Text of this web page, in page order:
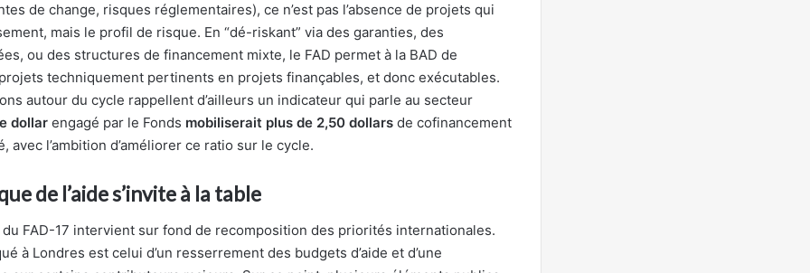
de change, risques réglementaires), ce n’est pas l’absence de projets qui
mais le profil de risque. En “dé-riskant” via des garanties, des
ou des structures de financement mixte, le FAD permet à la BAD de
techniquement pertinents en projets finançables, et donc exécutables.
autour du cycle rappellent d’ailleurs un indicateur qui parle au secteur
dollar engagé par le Fonds mobiliserait plus de 2,50 dollars de cofinancement
avec l’ambition d’améliorer ce ratio sur le cycle.
de l’aide s’invite à la table
FAD-17 intervient sur fond de recomposition des priorités internationales.
à Londres est celui d’un resserrement des budgets d’aide et d’une